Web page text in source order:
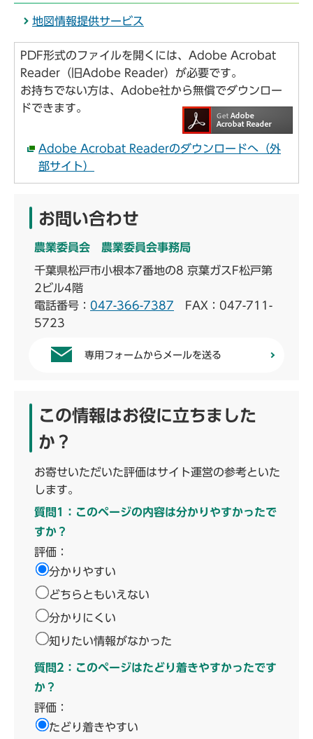
地図情報提供サービス
PDF形式のファイルを開くには、Adobe Acrobat
Reader（旧Adobe Reader）が必要です。
お持ちでない方は、Adobe社から無償でダウンロー
ドできます。
Adobe Acrobat Readerのダウンロードへ（外
部サイト）
お問い合わせ
農業委員会 農業委員会事務局
千葉県松戸市小根本7番地の8 京葉ガスF松戸第
2ビル4階
電話番号： 047-366-7387 FAX：047-711-
5723
専用フォームからメールを送る
この情報はお役に立ちました
か？
お寄せいただいた評価はサイト運営の参考といた
します。
質問1：このページの内容は分かりやすかったで
すか？
評価：
分かりやすい
どちらともいえない
分かりにくい
知りたい情報がなかった
質問2：このページはたどり着きやすかったです
か？
評価：
たどり着きやすい